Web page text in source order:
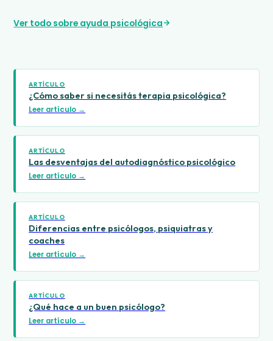
Ver todo sobre ayuda psicológica
ARTÍCULO
¿Cómo saber si necesitás terapia psicológica?
Leer artículo →
ARTÍCULO
Las desventajas del autodiagnóstico psicológico
Leer artículo →
ARTÍCULO
Diferencias entre psicólogos, psiquiatras y
coaches
Leer artículo →
ARTÍCULO
¿Qué hace a un buen psicólogo?
Leer artículo →